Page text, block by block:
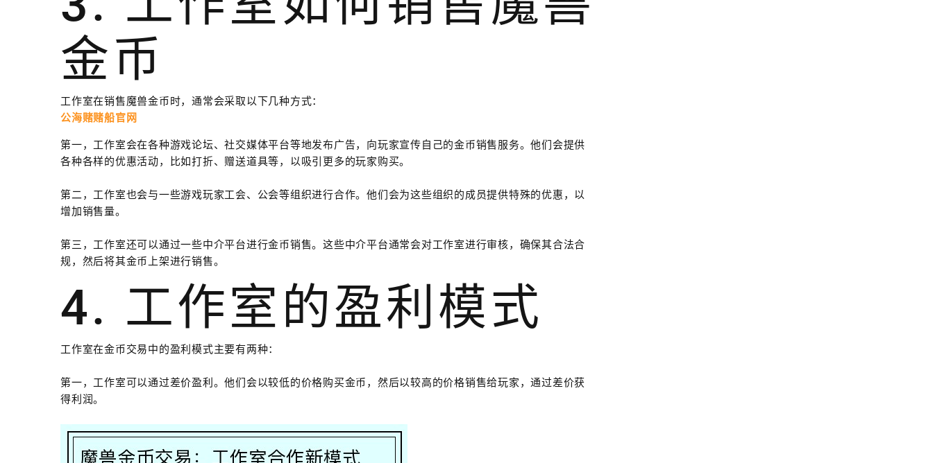
金币
工作室在销售魔兽金币时，通常会采取以下几种方式：
公海赌赌船官网
第一，工作室会在各种游戏论坛、社交媒体平台等地发布广告，向玩家宣传自己的金币销售服务。他们会提供
各种各样的优惠活动，比如打折、赠送道具等，以吸引更多的玩家购买。
第二，工作室也会与一些游戏玩家工会、公会等组织进行合作。他们会为这些组织的成员提供特殊的优惠，以
增加销售量。
第三，工作室还可以通过一些中介平台进行金币销售。这些中介平台通常会对工作室进行审核，确保其合法合
规，然后将其金币上架进行销售。
4. 工作室的盈利模式
工作室在金币交易中的盈利模式主要有两种：
第一，工作室可以通过差价盈利。他们会以较低的价格购买金币，然后以较高的价格销售给玩家，通过差价获
得利润。